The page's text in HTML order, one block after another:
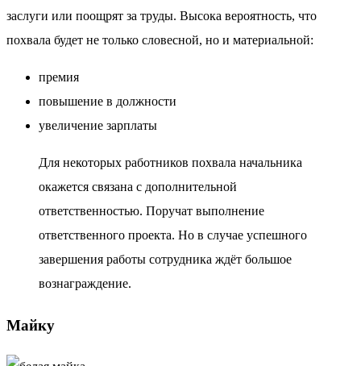
заслуги или поощрят за труды. Высока вероятность, что
похвала будет не только словесной, но и материальной:
премия
повышение в должности
увеличение зарплаты
Для некоторых работников похвала начальника
окажется связана с дополнительной
ответственностью. Поручат выполнение
ответственного проекта. Но в случае успешного
завершения работы сотрудника ждёт большое
вознаграждение.
Майку